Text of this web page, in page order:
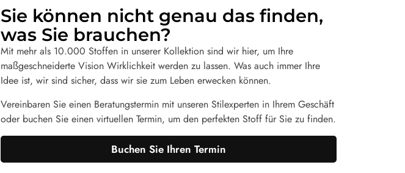
Sie können nicht genau das finden,
was Sie brauchen?
Mit mehr als 10.000 Stoffen in unserer Kollektion sind wir hier, um Ihre
maßgeschneiderte Vision Wirklichkeit werden zu lassen. Was auch immer Ihre
Idee ist, wir sind sicher, dass wir sie zum Leben erwecken können.
Vereinbaren Sie einen Beratungstermin mit unseren Stilexperten in Ihrem Geschäft
oder buchen Sie einen virtuellen Termin, um den perfekten Stoff für Sie zu finden.
Buchen Sie Ihren Termin